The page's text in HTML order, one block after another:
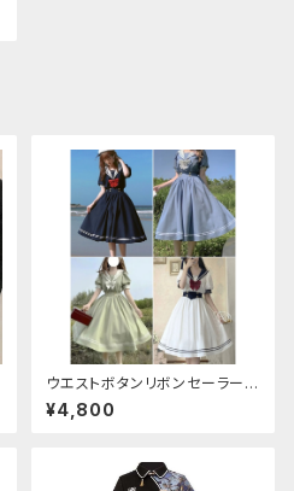
ウエストボタンリボンセーラーワ
ンピース
¥4,800